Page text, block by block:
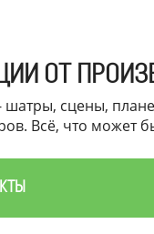
ОТ
шатры, сцены,
Всё, что может